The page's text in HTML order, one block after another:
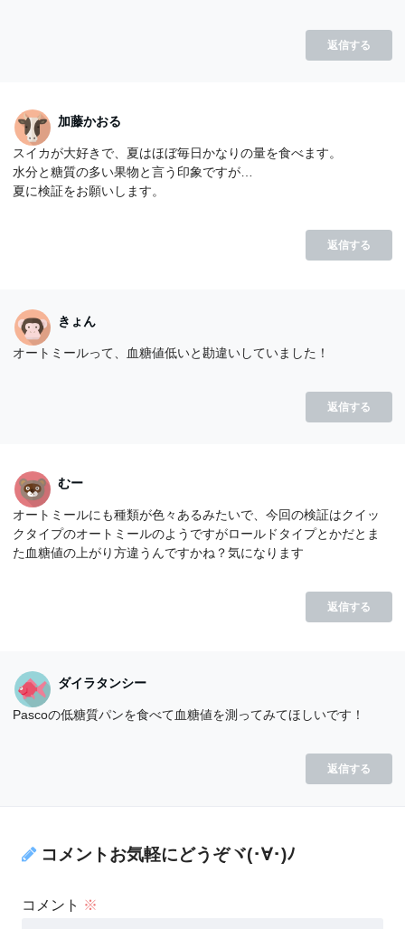
返信する
加藤かおる
スイカが大好きで、夏はほぼ毎日かなりの量を食べます。
水分と糖質の多い果物と言う印象ですが…
夏に検証をお願いします。
返信する
きょん
オートミールって、血糖値低いと勘違いしていました！
返信する
むー
オートミールにも種類が色々あるみたいで、今回の検証はクイッ
クタイプのオートミールのようですがロールドタイプとかだとま
た血糖値の上がり方違うんですかね？気になります
返信する
ダイラタンシー
Pascoの低糖質パンを食べて血糖値を測ってみてほしいです！
返信する
コメントお気軽にどうぞヾ(･∀･)ﾉ
コメント ※